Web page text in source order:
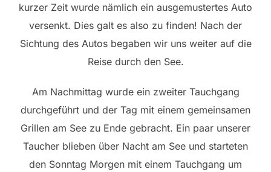
kurzer Zeit wurde nämlich ein ausgemustertes Auto
versenkt. Dies galt es also zu finden! Nach der
Sichtung des Autos begaben wir uns weiter auf die
Reise durch den See.
Am Nachmittag wurde ein zweiter Tauchgang
durchgeführt und der Tag mit einem gemeinsamen
Grillen am See zu Ende gebracht. Ein paar unserer
Taucher blieben über Nacht am See und starteten
den Sonntag Morgen mit einem Tauchgang um